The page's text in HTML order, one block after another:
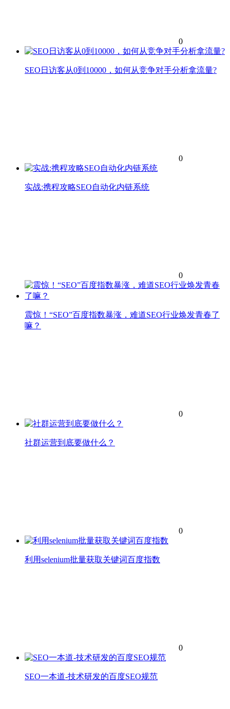
0
SEO日访客从0到10000，如何从竞争对手分析拿流量?
0
实战:携程攻略SEO自动化内链系统
0
震惊！“SEO”百度指数暴涨，难道SEO行业焕发青春了
嘛？
0
社群运营到底要做什么？
0
利用selenium批量获取关键词百度指数
0
SEO一本道-技术研发的百度SEO规范